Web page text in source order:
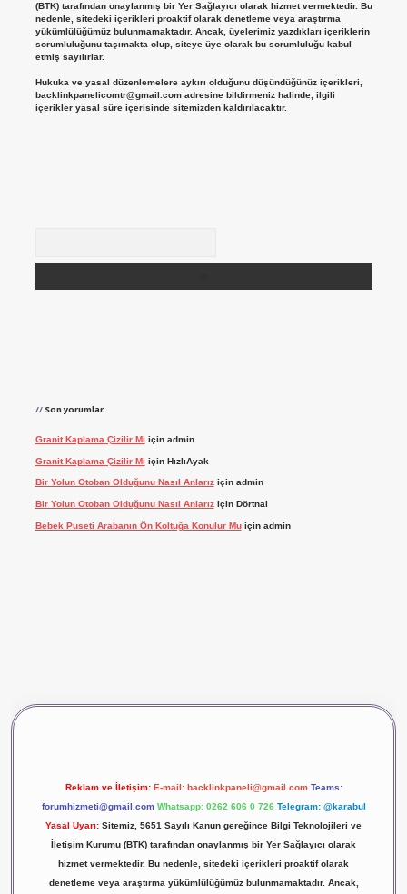
(BTK) tarafından onaylanmış bir Yer Sağlayıcı olarak hizmet vermektedir. Bu
nedenle, sitedeki içerikleri proaktif olarak denetleme veya araştırma
yükümlülüğümüz bulunmamaktadır. Ancak, üyelerimiz yazdıkları içeriklerin
sorumluluğunu taşımakta olup, siteye üye olarak bu sorumluluğu kabul
etmiş sayılırlar.
Hukuka ve yasal düzenlemelere aykırı olduğunu düşündüğünüz içerikleri,
backlinkpanelicomtr@gmail.comadresine bildirmeniz halinde, ilgili
içerikler yasal süre içerisinde sitemizden kaldırılacaktır.
Son yorumlar
Granit Kaplama Çizilir Mi için admin
Granit Kaplama Çizilir Mi için HızlıAyak
Bir Yolun Otoban Olduğunu Nasıl Anlarıziçin admin
Bir Yolun Otoban Olduğunu Nasıl Anlarıziçin Dörtnal
Bebek Puseti Arabanın Ön Koltuğa Konulur Muiçin admin
Reklam ve İletişim: E-mail: backlinkpaneli@gmail.com Teams:
forumhizmeti@gmail.com Whatsapp: 0262 606 0 726 Telegram: @karabul
Yasal Uyarı: Sitemiz, 5651 Sayılı Kanun gereğince Bilgi Teknolojileri ve
İletişim Kurumu (BTK) tarafından onaylanmış bir Yer Sağlayıcı olarak
hizmet vermektedir. Bu nedenle, sitedeki içerikleri proaktif olarak
denetleme veya araştırma yükümlülüğümüz bulunmamaktadır. Ancak,